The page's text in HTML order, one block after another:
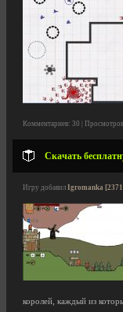
Комментариев: 30 |
Скачать
Игру добавил Igromanka
королей, каждый из